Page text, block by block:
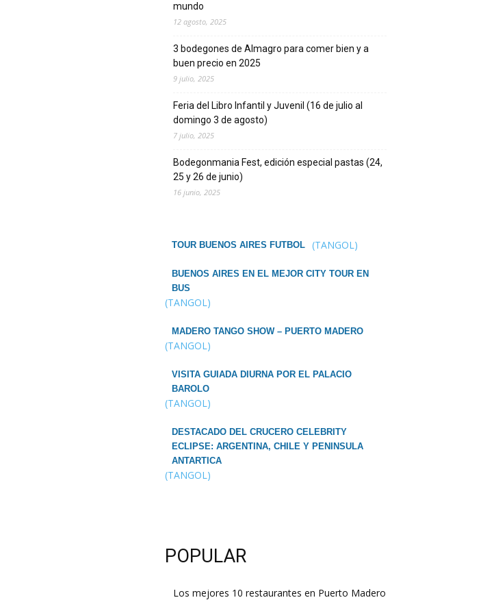
mundo
12 agosto, 2025
3 bodegones de Almagro para comer bien y a
buen precio en 2025
9 julio, 2025
Feria del Libro Infantil y Juvenil (16 de julio al
domingo 3 de agosto)
7 julio, 2025
Bodegonmania Fest, edición especial pastas (24,
25 y 26 de junio)
16 junio, 2025
TOUR BUENOS AIRES FUTBOL (TANGOL)
BUENOS AIRES EN EL MEJOR CITY TOUR EN
BUS
(TANGOL)
MADERO TANGO SHOW – PUERTO MADERO
(TANGOL)
VISITA GUIADA DIURNA POR EL PALACIO
BAROLO
(TANGOL)
DESTACADO DEL CRUCERO CELEBRITY
ECLIPSE: ARGENTINA, CHILE Y PENINSULA
ANTARTICA
(TANGOL)
POPULAR
Los mejores 10 restaurantes en Puerto Madero